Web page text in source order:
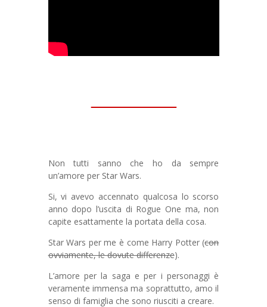
Non tutti sanno che ho da sempre
un’amore per Star Wars.
Si, vi avevo accennato qualcosa lo scorso
anno dopo l’uscita di Rogue One ma, non
capite esattamente la portata della cosa.
Star Wars per me è come Harry Potter (con
ovviamente, le dovute differenze).
L’amore per la saga e per i personaggi è
veramente immensa ma soprattutto, amo il
senso di famiglia che sono riusciti a creare.